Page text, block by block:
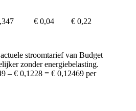
€ 0,04 € 0,22
stroomtarief van Budget
zonder energiebelasting.
– € 0,1228 = € 0,12469 per